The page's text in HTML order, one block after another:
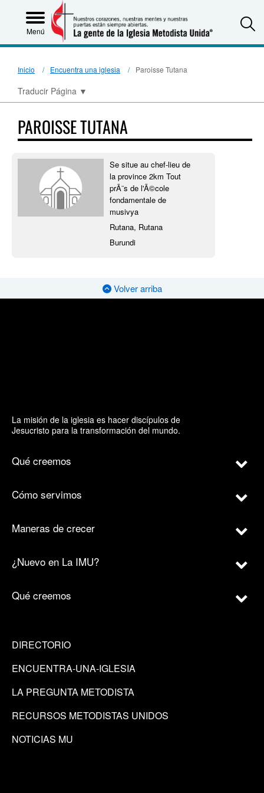
Menú
Inicio Encuentra una iglesia Paroisse Tutana
Traducir Página ▼
PAROISSE TUTANA
Se situe au chef-lieu de
la province 2km Tout
prÃ¨s de l'Ã©cole
fondamentale de
musivya
Rutana, Rutana
Burundi
Volver arriba
La misión de la iglesia es hacer discípulos de
Jesucristo para la transformación del mundo.
Qué creemos
Cómo servimos
Maneras de crecer
¿Nuevo en La IMU?
Qué creemos
DIRECTORIO
ENCUENTRA-UNA-IGLESIA
LA PREGUNTA METODISTA
RECURSOS METODISTAS UNIDOS
NOTICIAS MU